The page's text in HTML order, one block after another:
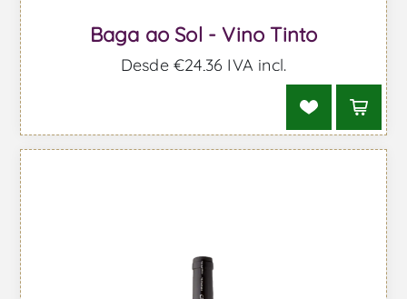
Baga ao Sol - Vino Tinto
Desde €24,36 IVA incl.